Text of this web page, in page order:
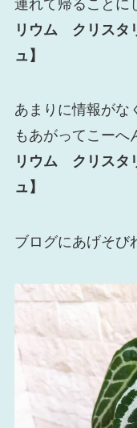
連れて帰ることに
リウム クリスタ
ュ】
あまりに情報がな
もあがってこーへ
リウム クリスタ
ュ】
ブログにあげそび